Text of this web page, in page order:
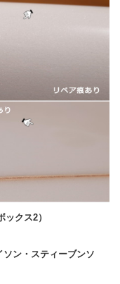
クス2）
ン・スティーブンソ